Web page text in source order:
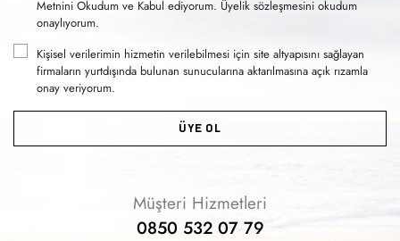
Metnini Okudum ve Kabul ediyorum. Üyelik sözleşmesini okudum
onaylıyorum.
Kişisel verilerimin hizmetin verilebilmesi için site altyapısını sağlayan
firmaların yurtdışında bulunan sunucularına aktarılmasına açık rızamla
onay veriyorum.
ÜYE OL
Müşteri Hizmetleri
0850 532 07 79